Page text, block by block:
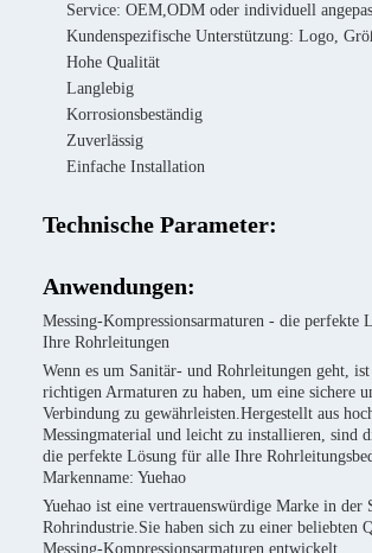
Service: OEM,ODM oder individuell
Kundenspezifische Unterstützung: Logo,
Hohe Qualität
Langlebig
Korrosionsbeständig
Zuverlässig
Einfache Installation
Technische Parameter:
Anwendungen:
Messing-Kompressionsarmaturen - die perfekte
Ihre Rohrleitungen
Wenn es um Sanitär- und Rohrleitungen geht,
richtigen Armaturen zu haben, um eine sichere
Verbindung zu gewährleisten.Hergestellt aus
Messingmaterial und leicht zu installieren, sind
die perfekte Lösung für alle Ihre
Markenname: Yuehao
Yuehao ist eine vertrauenswürdige Marke in der
Rohrindustrie.Sie haben sich zu einer beliebten
Messing-Kompressionsarmaturen entwickelt.